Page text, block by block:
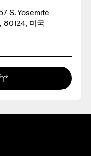
S. Yosemite
80124, 미국